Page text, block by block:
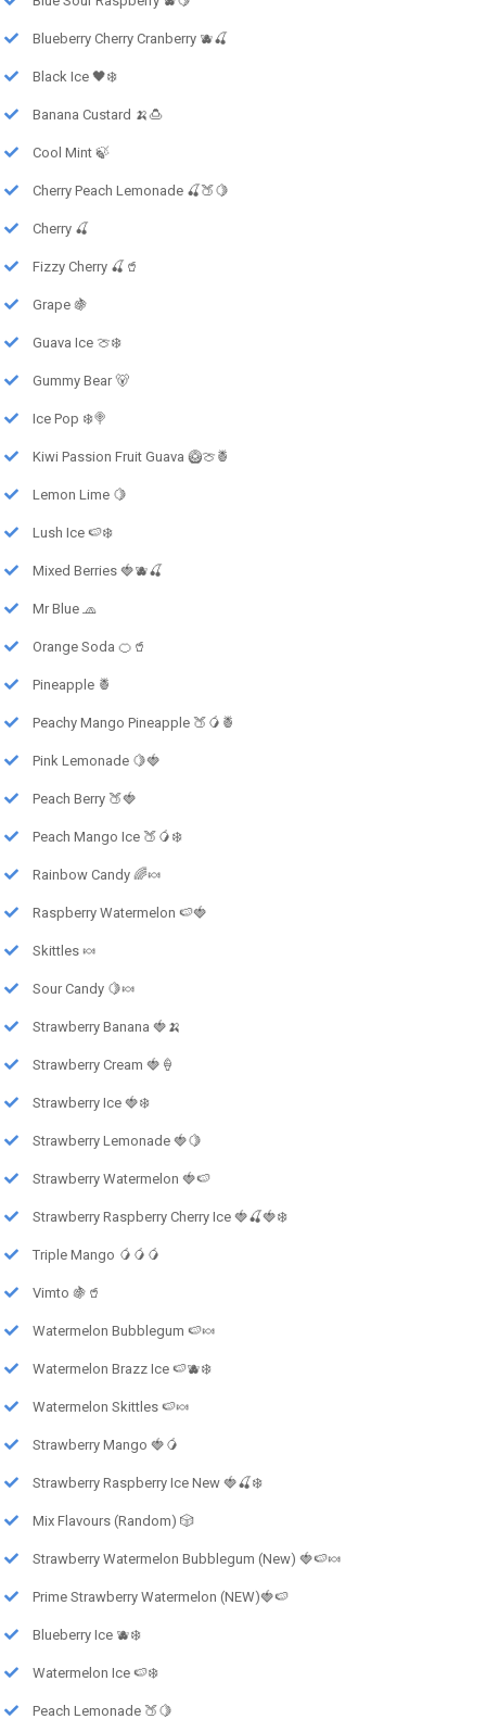
Blueberry Cherry Cranberry 🫐🍒
Black Ice 🖤❄️
Banana Custard 🍌🍮
Cool Mint 🍃
Cherry Peach Lemonade 🍒🍑🍋
Cherry 🍒
Fizzy Cherry 🍒🥤
Grape 🍇
Guava Ice 🍈❄️
Gummy Bear 🐻
Ice Pop ❄️🍭
Kiwi Passion Fruit Guava 🥝🍈🍍
Lemon Lime 🍋
Lush Ice 🍉❄️
Mixed Berries 🍓🫐🍒
Mr Blue 🧢
Orange Soda 🍊🥤
Pineapple 🍍
Peachy Mango Pineapple 🍑🥭🍍
Pink Lemonade 🍋🍓
Peach Berry 🍑🍓
Peach Mango Ice 🍑🥭❄️
Rainbow Candy 🌈🍬
Raspberry Watermelon 🍉🍓
Skittles 🍬
Sour Candy 🍋🍬
Strawberry Banana 🍓🍌
Strawberry Cream 🍓🍦
Strawberry Ice 🍓❄️
Strawberry Lemonade 🍓🍋
Strawberry Watermelon 🍓🍉
Strawberry Raspberry Cherry Ice 🍓🍒🍓❄️
Triple Mango 🥭🥭🥭
Vimto 🍇🥤
Watermelon Bubblegum 🍉🍬
Watermelon Brazz Ice 🍉🫐❄️
Watermelon Skittles 🍉🍬
Strawberry Mango 🍓🥭
Strawberry Raspberry Ice New 🍓🍒❄️
Mix Flavours (Random) 🎲
Strawberry Watermelon Bubblegum (New) 🍓🍉🍬
Prime Strawberry Watermelon (NEW)🍓🍉
Blueberry Ice 🫐❄️
Watermelon Ice 🍉❄️
Peach Lemonade 🍑🍋